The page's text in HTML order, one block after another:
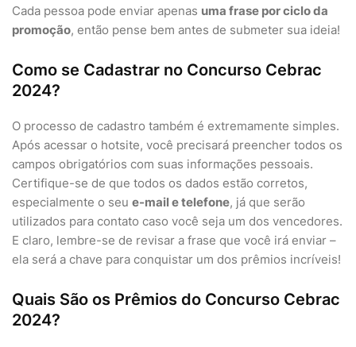
Cada pessoa pode enviar apenas uma frase por ciclo da
promoção, então pense bem antes de submeter sua ideia!
Como se Cadastrar no Concurso Cebrac
2024?
O processo de cadastro também é extremamente simples.
Após acessar o hotsite, você precisará preencher todos os
campos obrigatórios com suas informações pessoais.
Certifique-se de que todos os dados estão corretos,
especialmente o seu e-mail e telefone, já que serão
utilizados para contato caso você seja um dos vencedores.
E claro, lembre-se de revisar a frase que você irá enviar –
ela será a chave para conquistar um dos prêmios incríveis!
Quais São os Prêmios do Concurso Cebrac
2024?